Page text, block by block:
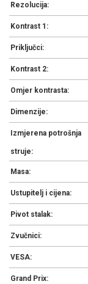
Rezolucija:
Kontrast 1:
Priključci:
Kontrast 2:
Omjer kontrasta:
Dimenzije:
Izmjerena potrošnja
struje:
Masa:
Ustupitelj i cijena:
Pivot stalak:
Zvučnici:
VESA:
Grand Prix: